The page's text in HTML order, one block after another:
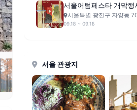
서울어텀페스타 개막행
서울특별 광진구 자양동
09.18 ~ 09.18
서울 관광지